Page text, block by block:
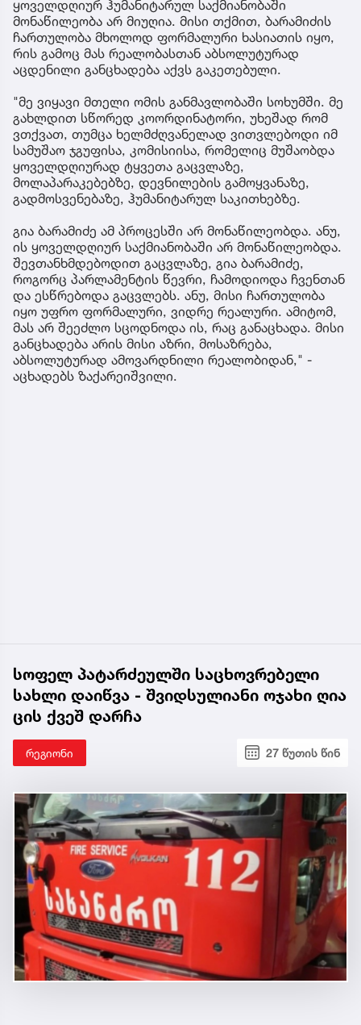
ყოველდღიურ ჰუმანიტარულ საქმიანობაში
მონაწილეობა არ მიუღია. მისი თქმით, ბარამიძის
ჩართულობა მხოლოდ ფორმალური ხასიათის იყო,
რის გამოც მას რეალობასთან აბსოლუტურად
აცდენილი განცხადება აქვს გაკეთებული.
"მე ვიყავი მთელი ომის განმავლობაში სოხუმში. მე
გახლდით სწორედ კოორდინატორი, უხეშად რომ
ვთქვათ, თუმცა ხელმძღვანელად ვითვლებოდი იმ
სამუშაო ჯგუფისა, კომისიისა, რომელიც მუშაობდა
ყოველდღიურად ტყვეთა გაცვლაზე,
მოლაპარაკებებზე, დევნილების გამოყვანაზე,
გადმოსვენებაზე, ჰუმანიტარულ საკითხებზე.
გია ბარამიძე ამ პროცესში არ მონაწილეობდა. ანუ,
ის ყოველდღიურ საქმიანობაში არ მონაწილეობდა.
შევთანხმდებოდით გაცვლაზე, გია ბარამიძე,
როგორც პარლამენტის წევრი, ჩამოდიოდა ჩვენთან
და ესწრებოდა გაცვლებს. ანუ, მისი ჩართულობა
იყო უფრო ფორმალური, ვიდრე რეალური. ამიტომ,
მას არ შეეძლო სცოდნოდა ის, რაც განაცხადა. მისი
განცხადება არის მისი აზრი, მოსაზრება,
აბსოლუტურად ამოვარდნილი რეალობიდან," -
აცხადებს ზაქარეიშვილი.
სოფელ პატარძეულში საცხოვრებელი
სახლი დაიწვა - შვიდსულიანი ოჯახი ღია
ცის ქვეშ დარჩა
რეგიონი 27 წუთის წინ